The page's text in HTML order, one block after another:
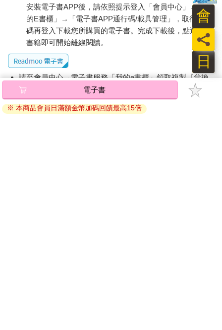
安裝電子書APP後，請依照提示登入「會員中心」→「我
的E書櫃」→「電子書APP通行碼/載具管理」，取得通行
碼再登入下載您所購買的電子書。完成下載後，點選任一
書籍即可開始離線閱讀。
請至會員中心→電子書服務「我的e書櫃」領取複製『兌換
碼』至電子書服務商Readmoo進行兌換。
退換貨須知：
電子書
※ 本商品會員日滿額金幣加碼回饋最高15倍
日
員
會